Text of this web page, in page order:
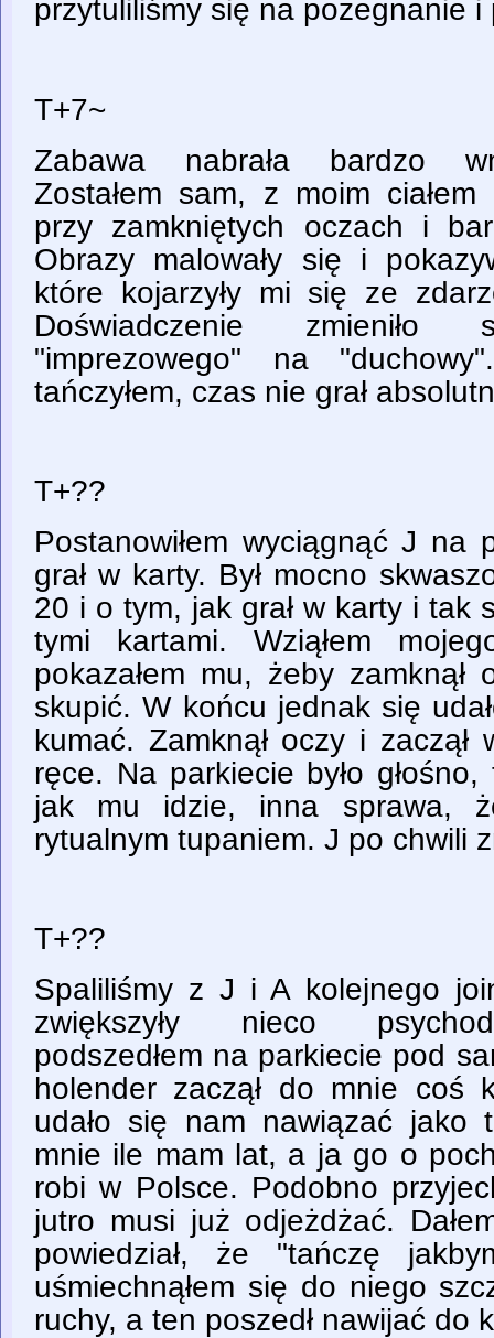
przytuliliśmy się na pożegnanie i
T+7~
Zabawa nabrała bardzo
Zostałem sam, z moim ciałem
przy zamkniętych oczach i
Obrazy malowały się i
które kojarzyły mi się ze
Doświadczenie
"imprezowego" na
tańczyłem, czas nie grał
T+??
Postanowiłem wyciągnąć J na
grał w karty. Był mocno
20 i o tym, jak grał w karty i tak
tymi kartami. Wziąłem
pokazałem mu, żeby zamknął
skupić. W końcu jednak się
kumać. Zamknął oczy i zaczął
ręce. Na parkiecie było
jak mu idzie, inna sprawa,
rytualnym tupaniem. J po chwili
T+??
Spaliliśmy z J i A kolejnego
zwiększyły nieco
podszedłem na parkiecie pod
holender zaczął do mnie coś
udało się nam nawiązać jako
mnie ile mam lat, a ja go o
robi w Polsce. Podobno
jutro musi już odjeżdżać.
powiedział, że "tańczę
uśmiechnąłem się do niego
ruchy, a ten poszedł nawijać do